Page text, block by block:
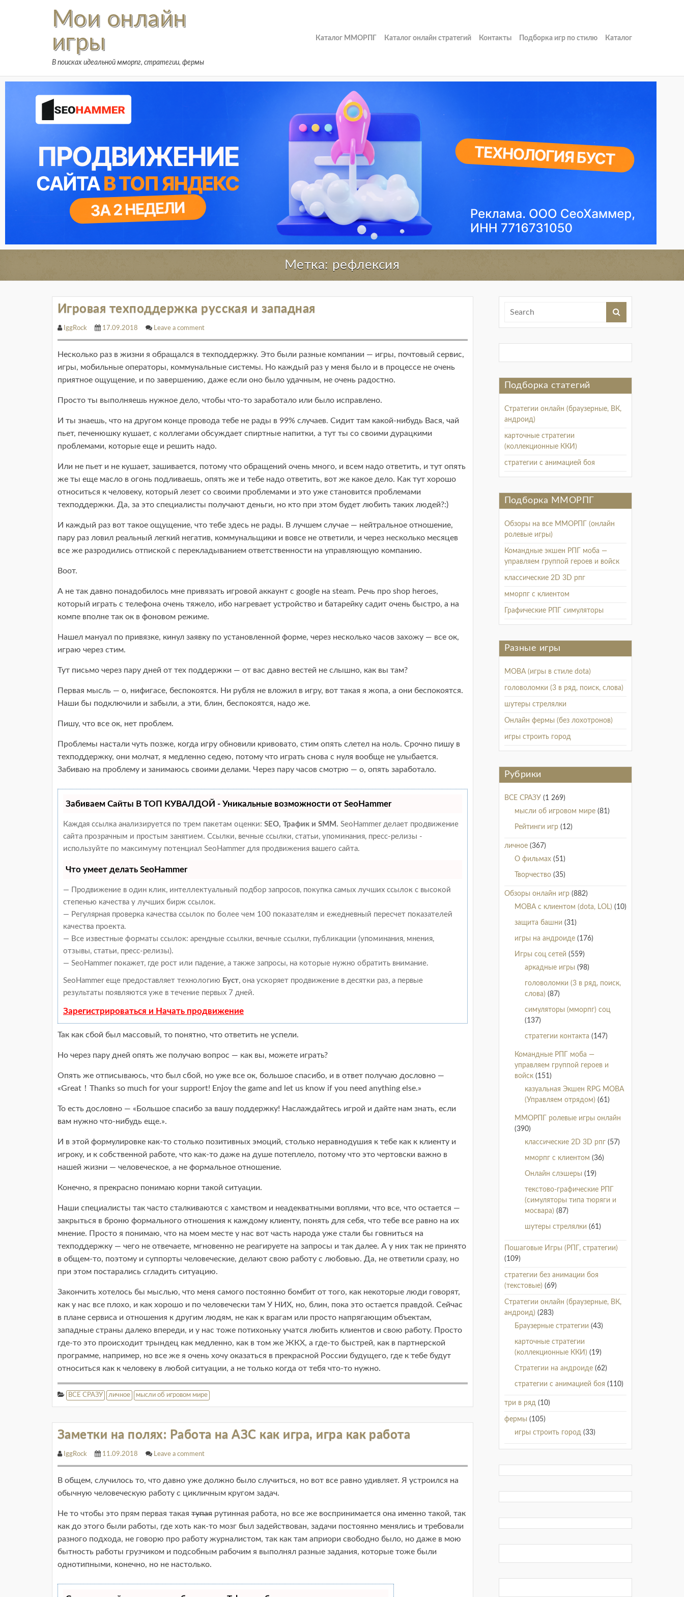
Мои онлайн
игры
В поисках идеальной мморпг, стратегии, фермы
Каталог ММОРПГ Каталог онлайн стратегий Контакты Подборка игр по стилю Каталог
Метка: рефлексия
Игровая техподдержка русская и западная
IggRock 17.09.2018 Leave a comment
Несколько раз в жизни я обращался в техподдержку. Это были разные компании — игры, почтовый сервис,
игры, мобильные операторы, коммунальные системы. Но каждый раз у меня было и в процессе не очень
приятное ощущение, и по завершению, даже если оно было удачным, не очень радостно.
Просто ты выполняешь нужное дело, чтобы что-то заработало или было исправлено.
И ты знаешь, что на другом конце провода тебе не рады в 99% случаев. Сидит там какой-нибудь Вася, чай
пьет, печенюшку кушает, с коллегами обсуждает спиртные напитки, а тут ты со своими дурацкими
проблемами, которые еще и решить надо.
Или не пьет и не кушает, зашивается, потому что обращений очень много, и всем надо ответить, и тут опять
же ты еще масло в огонь подливаешь, опять же и тебе надо ответить, вот же какое дело. Как тут хорошо
относиться к человеку, который лезет со своими проблемами и это уже становится проблемами
техподдержки. Да, за это специалисты получают деньги, но кто при этом будет любить таких людей?:)
И каждый раз вот такое ощущение, что тебе здесь не рады. В лучшем случае — нейтральное отношение,
пару раз ловил реальный легкий негатив, коммунальщики и вовсе не ответили, и через несколько месяцев
все же разродились отпиской с перекладыванием ответственности на управляющую компанию.
Воот.
А не так давно понадобилось мне привязать игровой аккаунт с google на steam. Речь про shop heroes,
который играть с телефона очень тяжело, ибо нагревает устройство и батарейку садит очень быстро, а на
компе вполне так ок в фоновом режиме.
Нашел мануал по привязке, кинул заявку по установленной форме, через несколько часов захожу — все ок,
играю через стим.
Тут письмо через пару дней от тех поддержки — от вас давно вестей не слышно, как вы там?
Первая мысль — о, нифигасе, беспокоятся. Ни рубля не вложил в игру, вот такая я жопа, а они беспокоятся.
Наши бы подключили и забыли, а эти, блин, беспокоятся, надо же.
Пишу, что все ок, нет проблем.
Проблемы настали чуть позже, когда игру обновили кривовато, стим опять слетел на ноль. Срочно пишу в
техподдержку, они молчат, я медленно седею, потому что играть снова с нуля вообще не улыбается.
Забиваю на проблему и занимаюсь своими делами. Через пару часов смотрю — о, опять заработало.
Забиваем Сайты В ТОП КУВАЛДОЙ - Уникальные возможности от SeoHammer
Каждая ссылка анализируется по трем пакетам оценки: SEO, Трафик и SMM. SeoHammer делает продвижение
сайта прозрачным и простым занятием. Ссылки, вечные ссылки, статьи, упоминания, пресс-релизы -
используйте по максимуму потенциал SeoHammer для продвижения вашего сайта.
Что умеет делать SeoHammer
— Продвижение в один клик, интеллектуальный подбор запросов, покупка самых лучших ссылок с высокой
степенью качества у лучших бирж ссылок.
— Регулярная проверка качества ссылок по более чем 100 показателям и ежедневный пересчет показателей
качества проекта.
— Все известные форматы ссылок: арендные ссылки, вечные ссылки, публикации (упоминания, мнения,
отзывы, статьи, пресс-релизы).
— SeoHammer покажет, где рост или падение, а также запросы, на которые нужно обратить внимание.
SeoHammer еще предоставляет технологию Буст, она ускоряет продвижение в десятки раз, а первые
результаты появляются уже в течение первых 7 дней.
Зарегистрироваться и Начать продвижение
Так как сбой был массовый, то понятно, что ответить не успели.
Но через пару дней опять же получаю вопрос — как вы, можете играть?
Опять же отписываюсь, что был сбой, но уже все ок, большое спасибо, и в ответ получаю дословно —
«Great！Thanks so much for your support! Enjoy the game and let us know if you need anything else.»
То есть дословно — «Большое спасибо за вашу поддержку! Наслаждайтесь игрой и дайте нам знать, если
вам нужно что-нибудь еще.».
И в этой формулировке как-то столько позитивных эмоций, столько неравнодушия к тебе как к клиенту и
игроку, и к собственной работе, что как-то даже на душе потеплело, потому что это чертовски важно в
нашей жизни — человеческое, а не формальное отношение.
Конечно, я прекрасно понимаю корни такой ситуации.
Наши специалисты так часто сталкиваются с хамством и неадекватными воплями, что все, что остается —
закрыться в броню формального отношения к каждому клиенту, понять для себя, что тебе все равно на их
мнение. Просто я понимаю, что на моем месте у нас вот часть народа уже стали бы говниться на
техподдержку — чего не отвечаете, мгновенно не реагируете на запросы и так далее. А у них так не принято
в общем-то, поэтому и суппорты человеческие, делают свою работу с любовью. Да, не ответили сразу, но
при этом постарались сгладить ситуацию.
Закончить хотелось бы мыслью, что меня самого постоянно бомбит от того, как некоторые люди говорят,
как у нас все плохо, и как хорошо и по человечески там У НИХ, но, блин, пока это остается правдой. Сейчас
в плане сервиса и отношения к другим людям, не как к врагам или просто напрягающим объектам,
западные страны далеко впереди, и у нас тоже потихоньку учатся любить клиентов и свою работу. Просто
где-то это происходит трындец как медленно, как в том же ЖКХ, а где-то быстрей, как в партнерской
программе, например, но все же я очень хочу оказаться в прекрасной России будущего, где к тебе будут
относиться как к человеку в любой ситуации, а не только когда от тебя что-то нужно.
ВСЕ СРАЗУ личное мысли об игровом мире
Заметки на полях: Работа на АЗС как игра, игра как работа
IggRock 11.09.2018 Leave a comment
В общем, случилось то, что давно уже должно было случиться, но вот все равно удивляет. Я устроился на
обычную человеческую работу с цикличным кругом задач.
Не то чтобы это прям первая такая тупая рутинная работа, но все же воспринимается она именно такой, так
как до этого были работы, где хоть как-то мозг был задействован, задачи постоянно менялись и требовали
разного подхода, не говорю про работу журналистом, так как там априори свободно было, но даже в мою
бытность работы грузчиком и подсобным рабочим я выполнял разные задания, которые тоже были
однотипными, конечно, но не настолько.
Подборка статегий
Стратегии онлайн (браузерные, ВК,
андроид)
карточные стратегии
(коллекционные ККИ)
стратегии с анимацией боя
Подборка ММОРПГ
Обзоры на все ММОРПГ (онлайн
ролевые игры)
Командные экшен РПГ моба —
управляем группой героев и войск
классические 2D 3D рпг
мморпг с клиентом
Графические РПГ симуляторы
Разные игры
MOBA (игры в стиле dota)
головоломки (3 в ряд, поиск, слова)
шутеры стрелялки
Онлайн фермы (без лохотронов)
игры строить город
Рубрики
ВСЕ СРАЗУ (1 269)
мысли об игровом мире(81)
Рейтинги игр(12)
личное(367)
О фильмах(51)
Творчество(35)
Обзоры онлайн игр(882)
MOBA с клиентом (dota, LOL) (10)
защита башни (31)
игры на андроиде(176)
Игры соц сетей (559)
аркадные игры (98)
головоломки (3 в ряд, поиск,
слова) (87)
симуляторы (мморпг) соц
(137)
стратегии контакта (147)
Командные РПГ моба —
управляем группой героев и
войск(151)
казуальная Экшен RPG MOBA
(Управляем отрядом) (61)
ММОРПГ ролевые игры онлайн
(390)
классические 2D 3D рпг(57)
мморпг с клиентом (36)
Онлайн слэшеры (19)
текстово-графические РПГ
(симуляторы типа тюряги и
мосвара) (87)
шутеры стрелялки (61)
Пошаговые Игры (РПГ, стратегии)
(109)
стратегии без анимации боя
(текстовые) (69)
Стратегии онлайн (браузерные, ВК,
андроид) (283)
Браузерные стратегии (43)
карточные стратегии
(коллекционные ККИ) (19)
Стратегии на андроиде(62)
стратегии с анимацией боя (110)
три в ряд(10)
фермы (105)
игры строить город(33)